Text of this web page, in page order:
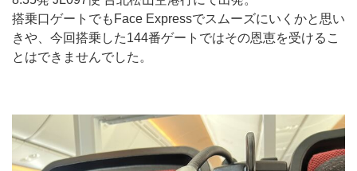
搭乗口ゲートでもFace Expressでスムーズにいくかと思い
きや、今回搭乗した144番ゲートではその恩恵を受けるこ
とはできませんでした。